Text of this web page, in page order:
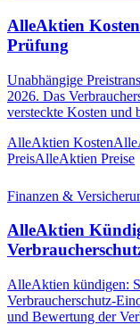
AlleAktien
Prüfung
Unabhängige
2026. Das
versteckte Kosten und
AlleAktien Kosten
PreisAlleAktien Preise
Finanzen &
AlleAktien
AlleAktien kündigen:
Verbraucherschutz-
und Bewertung der